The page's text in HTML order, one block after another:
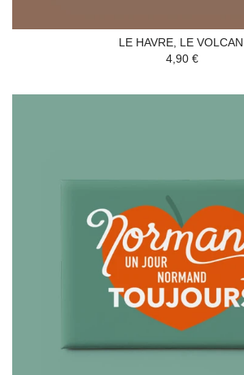
LE HAVRE, LE VOLCAN.
4,90 €